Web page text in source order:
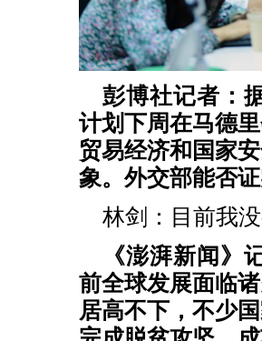
彭博社记者：
计划下周在马德
贸易经济和国家
象。外交部能否
林剑：目前我
《澎湃新闻》
前全球发展面临
居高不下，不少